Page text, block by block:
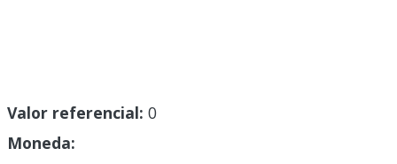
Valor referencial: 0
Moneda: